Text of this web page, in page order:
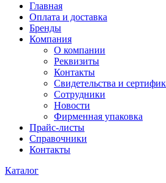
Главная
Оплата и доставка
Бренды
Компания
О компании
Реквизиты
Контакты
Свидетельства и
Сотрудники
Новости
Фирменная упаковка
Прайс-листы
Справочники
Контакты
Каталог